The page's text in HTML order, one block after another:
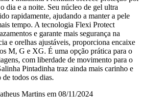
dia e a noite. Seu núcleo de gel ultra
rapidamente, ajudando a manter a pele
tempo. A tecnologia Flexi Protect
e garante mais segurança na
e orelhas ajustáveis, proporciona encaixe
M, G e XG. É uma opção prática para o
com liberdade de movimento para o
Pintadinha traz ainda mais carinho e
todos os dias.
Martins em 08/11/2024